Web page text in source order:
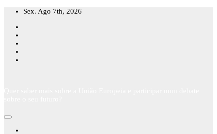
Skip
content
Sex. Ago 7th, 2026